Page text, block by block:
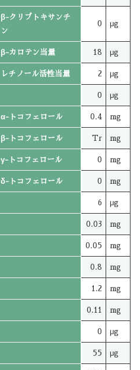
β-クリプトキサンチ
ン
0 μg
β-カロテン当量 18 μg
レチノール活性当量 2 μg
0 μg
α-トコフェロール 0.4 mg
β-トコフェロール Tr mg
γ-トコフェロール 0 mg
δ-トコフェロール 0 mg
6 μg
0.03 mg
0.05 mg
0.8 mg
1.2 mg
0.11 mg
0 μg
55 μg